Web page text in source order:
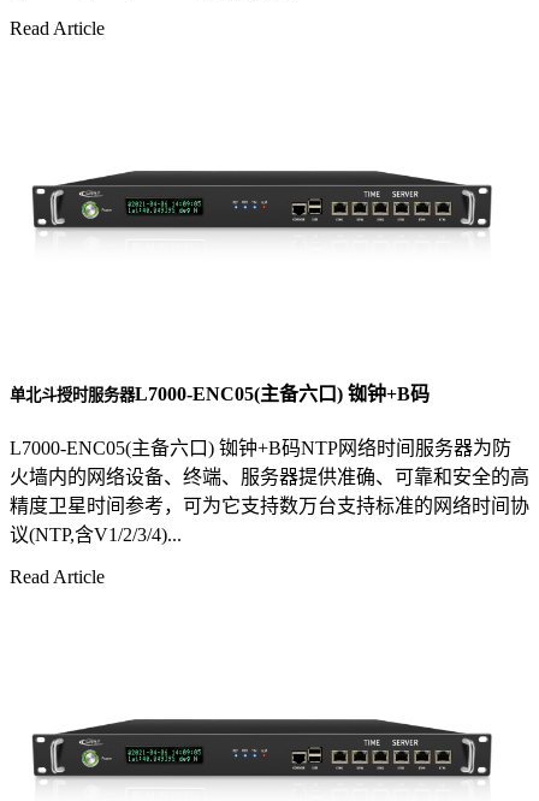
Read Article
单北斗授时服务器L7000-ENC05(主备六口) 铷钟+B码
L7000-ENC05(主备六口) 铷钟+B码NTP网络时间服务器为防
火墙内的网络设备、终端、服务器提供准确、可靠和安全的高
精度卫星时间参考，可为它支持数万台支持标准的网络时间协
议(NTP,含V1/2/3/4)...
Read Article